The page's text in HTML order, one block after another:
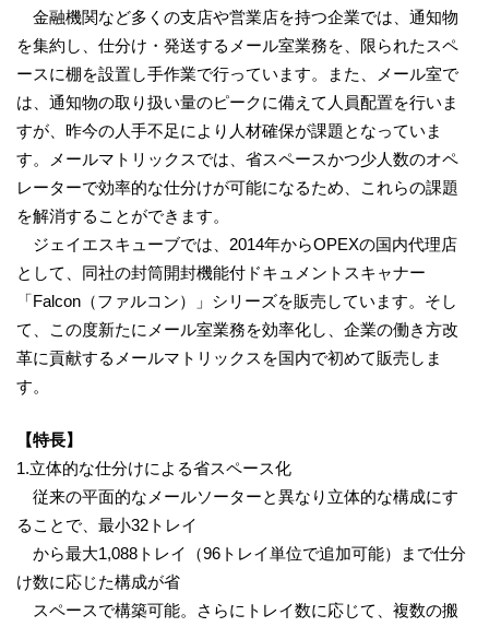
金融機関など多くの支店や営業店を持つ企業では、通知物
を集約し、仕分け・発送するメール室業務を、限られたスペ
ースに棚を設置し手作業で行っています。また、メール室で
は、通知物の取り扱い量のピークに備えて人員配置を行いま
すが、昨今の人手不足により人材確保が課題となっていま
す。メールマトリックスでは、省スペースかつ少人数のオペ
レーターで効率的な仕分けが可能になるため、これらの課題
を解消することができます。
ジェイエスキューブでは、2014年からOPEXの国内代理店
として、同社の封筒開封機能付ドキュメントスキャナー
「Falcon（ファルコン）」シリーズを販売しています。そし
て、この度新たにメール室業務を効率化し、企業の働き方改
革に貢献するメールマトリックスを国内で初めて販売しま
す。
【特長】
1.立体的な仕分けによる省スペース化
従来の平面的なメールソーターと異なり立体的な構成にす
ることで、最小32トレイ
から最大1,088トレイ（96トレイ単位で追加可能）まで仕分
け数に応じた構成が省
スペースで構築可能。さらにトレイ数に応じて、複数の搬